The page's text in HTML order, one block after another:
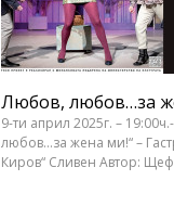
Любов, любов…за
9-ти април 2025г. –
любов…за жена ми!“ –
Киров“ Сливен Автор: